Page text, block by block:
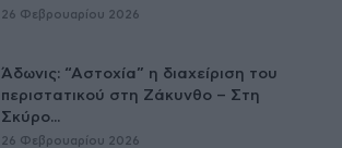
26 Φεβρουαρίου 2026
Άδωνις: “Αστοχία” η διαχείριση του
περιστατικού στη Ζάκυνθο – Στη
Σκύρο...
26 Φεβρουαρίου 2026